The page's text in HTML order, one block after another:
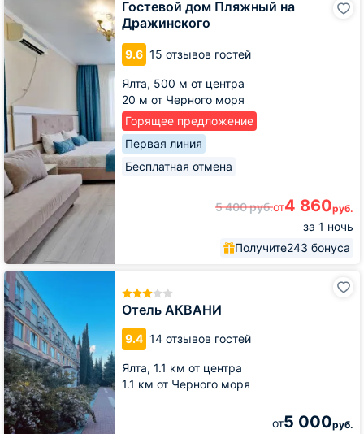
Гостевой дом Пляжный на
Дражинского
9.6 15 отзывов гостей
Ялта, 500 м от центра
20 м от Черного моря
Горящее предложение
Первая линия
Бесплатная отмена
5 400руб.от4 860руб.
за 1 ночь
Получите243 бонуса
дом
Пляжный
на
Дражинского
Отель АКВАНИ
9.4 14 отзывов гостей
Ялта, 1.1 км от центра
1.1 км от Черного моря
от5 000руб.
Отель
АКВАНИ